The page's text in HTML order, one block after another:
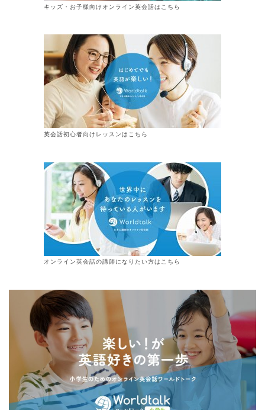
キッズ・お子様向けオンライン英会話はこちら
英会話初心者向けレッスンはこちら
オンライン英会話の講師になりたい方はこちら